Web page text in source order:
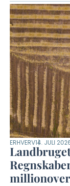
ERHVERV14. JULI